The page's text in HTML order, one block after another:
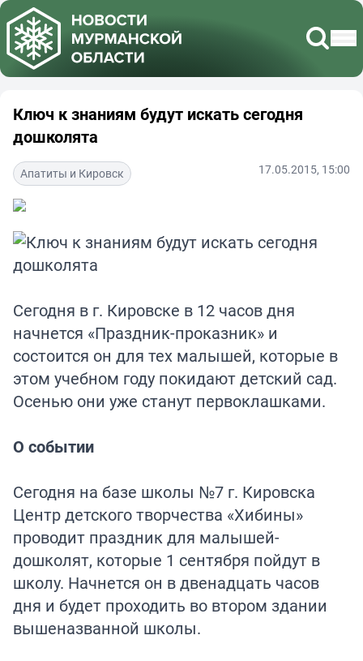
Ключ к знаниям будут искать сегодня
дошколята
Апатиты и Кировск 17.05.2015, 15:00
Сегодня в г. Кировске в 12 часов дня
начнется «Праздник-проказник» и
состоится он для тех малышей, которые в
этом учебном году покидают детский сад.
Осенью они уже станут первоклашками.
О событии
Сегодня на базе школы №7 г. Кировска
Центр детского творчества «Хибины»
проводит праздник для малышей-
дошколят, которые 1 сентября пойдут в
школу. Начнется он в двенадцать часов
дня и будет проходить во втором здании
вышеназванной школы.